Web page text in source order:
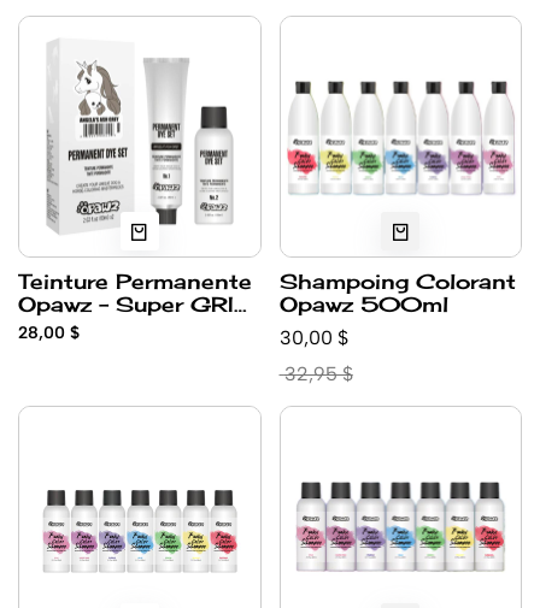
Teinture Permanente
Opawz - Super GRIS
Cendres Angela
28,00 $
Shampoing Colorant
Opawz 500ml
30,00 $
32,95 $